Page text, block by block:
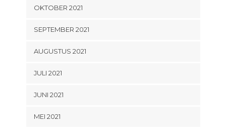
OKTOBER 2021
SEPTEMBER 2021
AUGUSTUS 2021
JULI 2021
JUNI 2021
MEI 2021